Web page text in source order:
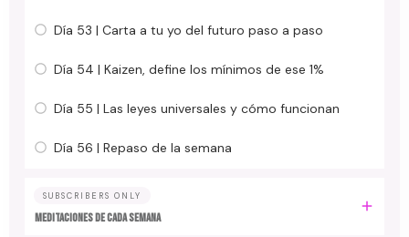
Día 53 | Carta a tu yo del futuro paso a paso
Día 54 | Kaizen, define los mínimos de ese 1%
Día 55 | Las leyes universales y cómo funcionan
Día 56 | Repaso de la semana
SUBSCRIBERS ONLY
MEDITACIONES DE CADA SEMANA